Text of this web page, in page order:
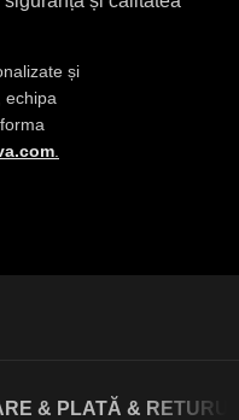
și
echipa
& PLATĂ &